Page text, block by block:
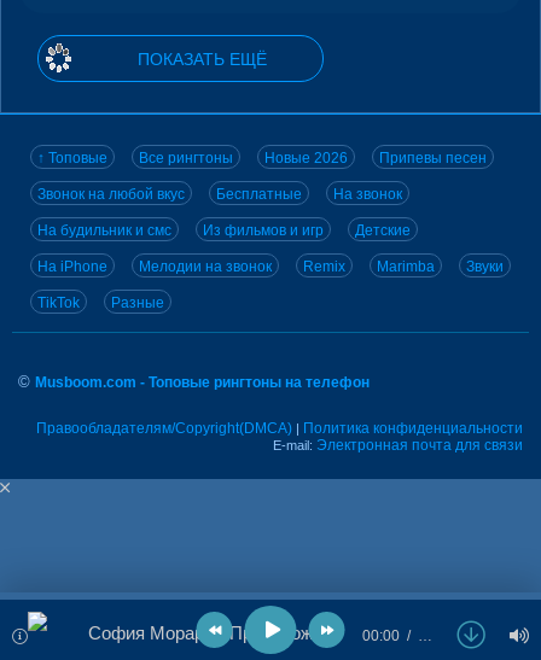
ПОКАЗАТЬ ЕЩЁ
↑ Топовые Все рингтоны Новые 2026 Припевы песен
Звонок на любой вкус Бесплатные На звонок
На будильник и смс Из фильмов и игр Детские
На iPhone Мелодии на звонок Remix Marimba Звуки
TikTok Разные
© Musboom.com - Топовые рингтоны на телефон
Правообладателям/Copyright(DMCA) | Политика конфиденциальности
E-mail: Электронная почта для связи
София Морару - Приворожила 00:00 …